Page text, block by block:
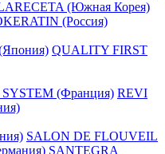
(Южная Корея)
(Россия)
QUALITY FIRST
(Франция) REVI
SALON DE FLOUVEIL
SANTEGRA